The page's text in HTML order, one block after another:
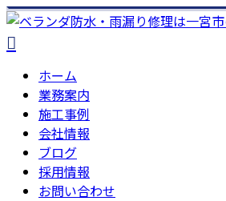
ホーム
業務案内
施工事例
会社情報
ブログ
採用情報
お問い合わせ